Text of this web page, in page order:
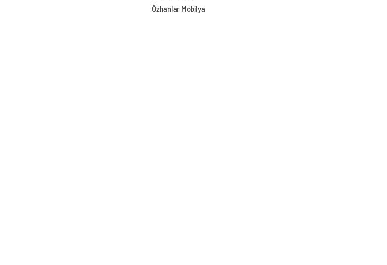
Özhanlar Mobilya